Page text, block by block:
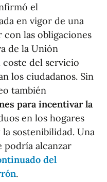
el
en vigor de una
las obligaciones
de la Unión
coste del servicio
los ciudadanos. Sin
también
para incentivar la
en los hogares
sostenibilidad. Una
podría alcanzar
del
.